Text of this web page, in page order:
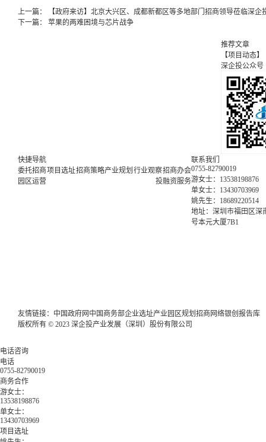
上一篇：
【政府来访】北京大兴区、成都新都区等多地部门招商领导莅临深企
下一篇： 苹果的两难困境与芯片战争
推荐文章
【项目动态
深企投公众号
快捷导航
委托招商项目选址招商策略产业规划 行业观察招商办会
园区运营
投融资服务
联系我们
0755-82790019
游女士：13538198876
单女士：13430703969
姚先生：18689220514
地址：深圳市福田区深
号本元大厦7B1
友情链接： 中国政府网 中国商务部企业选址产业园区规划 招商网络银创报告库
版权所有 © 2023 深企投产业发展（深圳）股份有限公司
电话咨询
电话
0755-82790019
商务合作
游女士：
13538198876
单女士：
13430703969
项目选址